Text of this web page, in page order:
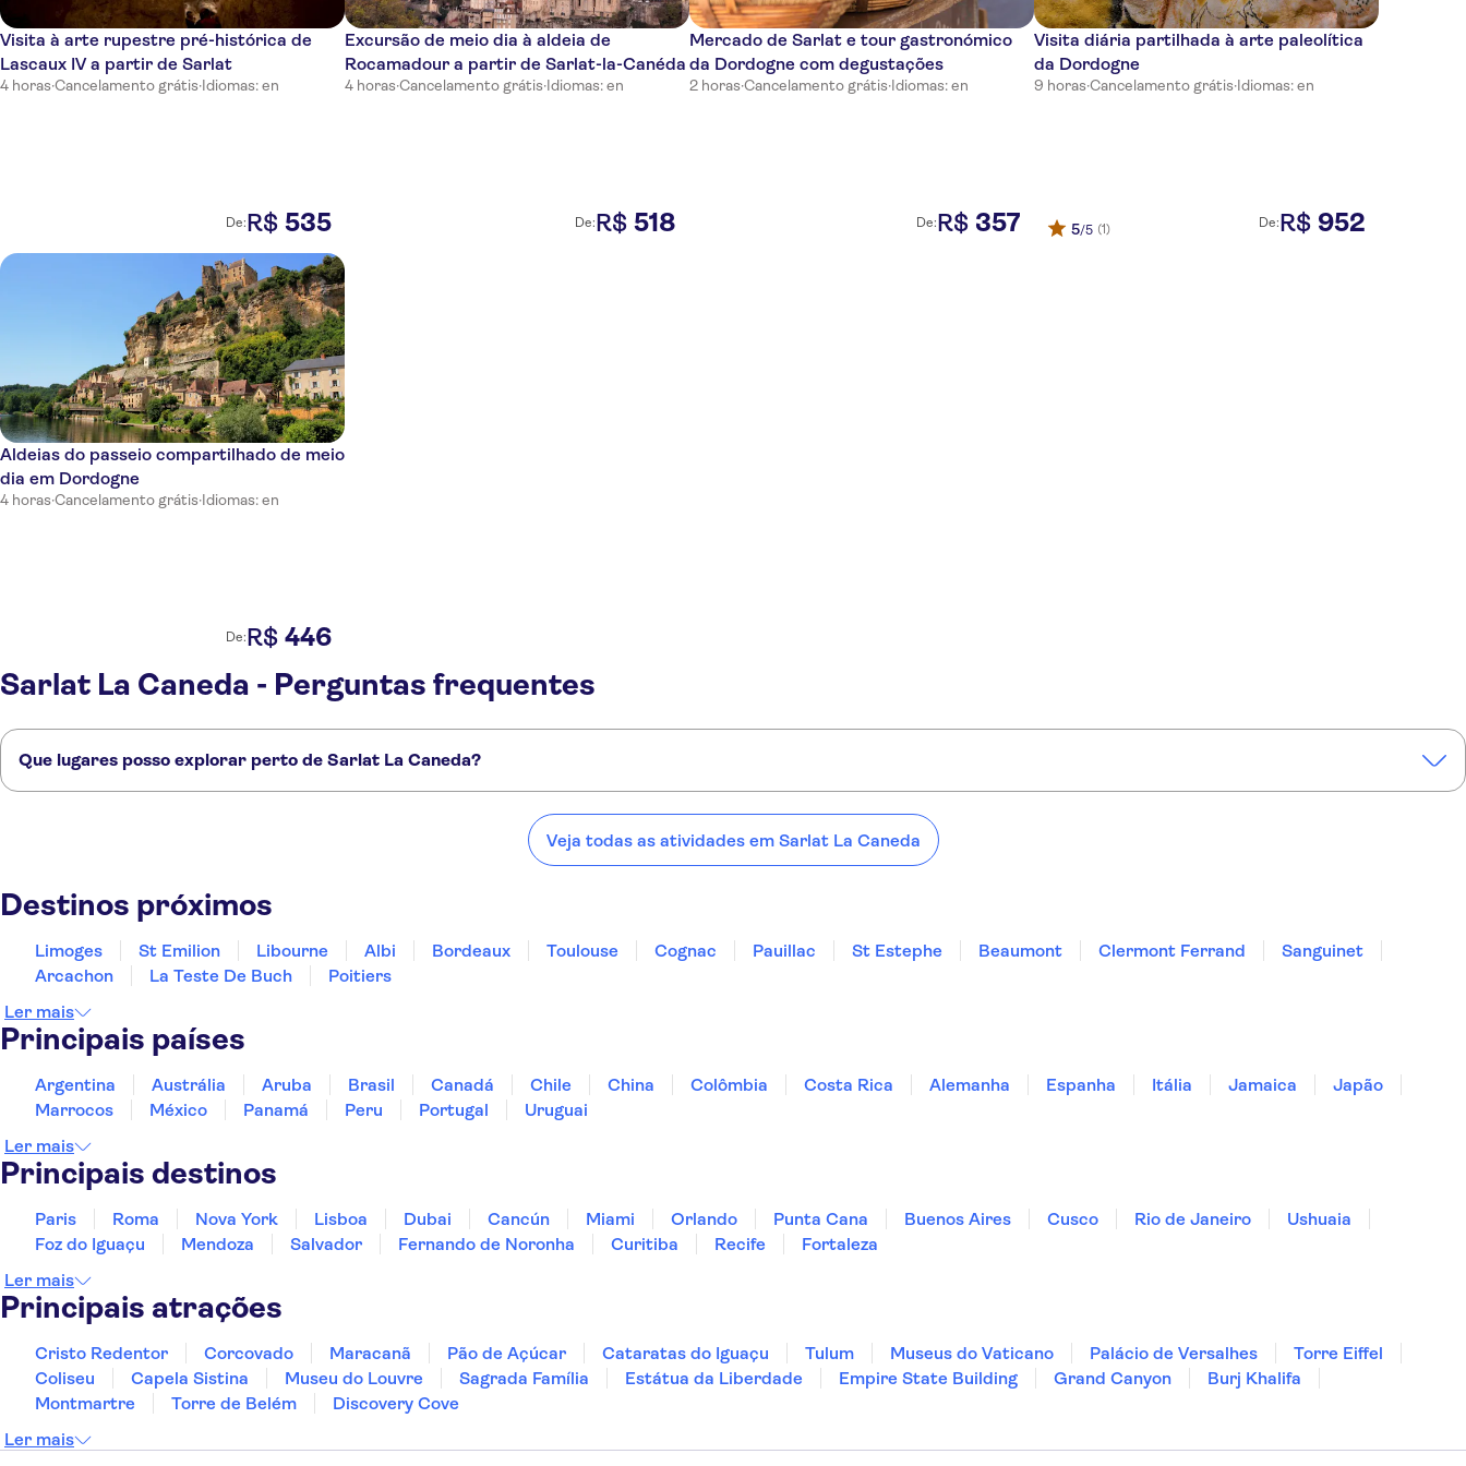
Visita à arte rupestre pré-histórica de
Lascaux IV a partir de Sarlat
4 horas·Cancelamento grátis·Idiomas: en
De:R$ 535
Excursão de meio dia à aldeia de
Rocamadour a partir de Sarlat-la-Canéda
4 horas·Cancelamento grátis·Idiomas: en
De:R$ 518
Mercado de Sarlat e tour gastronómico
da Dordogne com degustações
2 horas·Cancelamento grátis·Idiomas: en
De:R$ 357
Visita diária partilhada à arte paleolítica
da Dordogne
9 horas·Cancelamento grátis·Idiomas: en
5/5 (1) De:R$ 952
Aldeias do passeio compartilhado de meio
dia em Dordogne
4 horas·Cancelamento grátis·Idiomas: en
De:R$ 446
Sarlat La Caneda - Perguntas frequentes
Que lugares posso explorar perto de Sarlat La Caneda?
Veja todas as atividades em Sarlat La Caneda
Destinos próximos
Limoges St Emilion Libourne Albi Bordeaux Toulouse Cognac Pauillac St Estephe Beaumont Clermont Ferrand
Sanguinet
Arcachon
La Teste De Buch
Poitiers
Ler mais
Principais países
Argentina Austrália Aruba Brasil Canadá Chile China Colômbia Costa Rica Alemanha Espanha Itália Jamaica
Japão
Marrocos
México Panamá Peru Portugal
Uruguai
Ler mais
Principais destinos
Paris Roma Nova York Lisboa Dubai Cancún Miami Orlando Punta Cana Buenos Aires Cusco Rio de Janeiro
Ushuaia
Foz do Iguaçu
Mendoza Salvador Fernando de Noronha Curitiba Recife
Fortaleza
Ler mais
Principais atrações
Cristo Redentor Corcovado Maracanã Pão de Açúcar Cataratas do Iguaçu Tulum Museus do Vaticano Palácio de Versalhes
Torre Eiffel
Coliseu
Capela Sistina Museu do Louvre Sagrada Família Estátua da Liberdade Empire State Building Grand Canyon
Burj Khalifa
Montmartre
Torre de Belém
Discovery Cove
Ler mais